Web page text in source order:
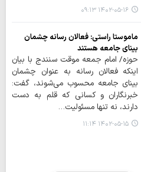
۱۴۰۲-۰۵-۱۶ ۰۹:۱۳
ماموستا راستی: فعالان رسانه چشمان
بینای جامعه هستند
حوزه/ امام جمعه موقت سنندج با بیان
اینکه فعالان رسانه به عنوان چشمان
بینای جامعه محسوب می‌شوند، گفت:
خبرنگاران و کسانی که قلم به دست
دارند، نه تنها مسئولیت…
۱۴۰۲-۰۵-۱۵ ۱۱:۱۴